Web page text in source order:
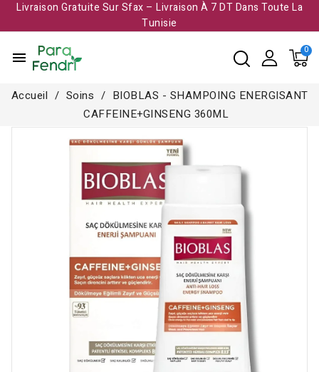
Livraison Gratuite Sur Sfax – Livraison À 7 DT Dans Toute La
Tunisie​
menu
Accueil Soins
BIOBLAS - SHAMPOING ENERGISANT
CAFFEINE+GINSENG 360ML